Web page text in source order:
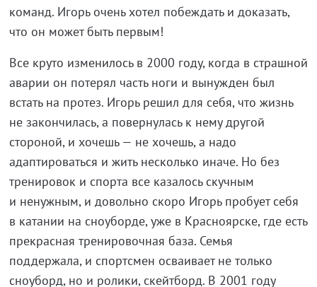
команд. Игорь очень хотел побеждать и доказать,
что он может быть первым!
Все круто изменилось в 2000 году, когда в страшной
аварии он потерял часть ноги и вынужден был
встать на протез. Игорь решил для себя, что жизнь
не закончилась, а повернулась к нему другой
стороной, и хочешь — не хочешь, а надо
адаптироваться и жить несколько иначе. Но без
тренировок и спорта все казалось скучным
и ненужным, и довольно скоро Игорь пробует себя
в катании на сноуборде, уже в Красноярске, где есть
прекрасная тренировочная база. Семья
поддержала, и спортсмен осваивает не только
сноуборд, но и ролики, скейтборд. В 2001 году